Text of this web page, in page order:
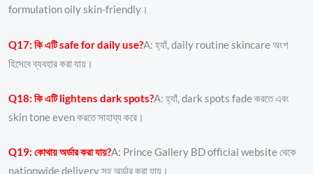
formulation oily skin-friendly।
Q17: কি এটি safe for daily use?A: হ্যাঁ, daily routine skincare অংশ
হিসেবে ব্যবহার করা যায়।
Q18: কি এটি lightens dark spots?A: হ্যাঁ, dark spots fade করতে এবং
skin tone even করতে সাহায্য করে।
Q19: কোথায় অর্ডার করা যায়?A: Prince Gallery BD official website থেকে
nationwide delivery সহ অর্ডার করা যায়।